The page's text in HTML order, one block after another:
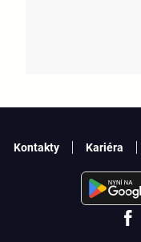
Kontakty Kariéra